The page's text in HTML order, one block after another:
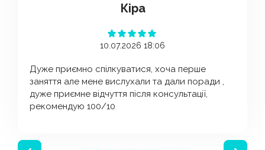
Кіра
10.07.2026 18:06
Дуже приємно спілкуватися, хоча перше
заняття але мене вислухали та дали поради ,
дуже приємне відчуття після консультації,
рекомендую 100/10